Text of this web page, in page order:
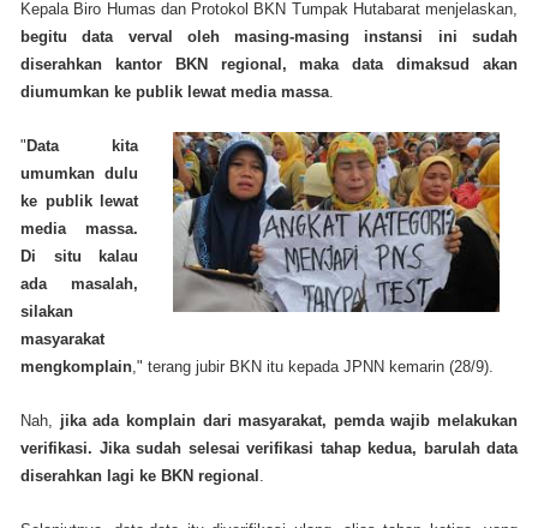
Kepala Biro Humas dan Protokol BKN Tumpak Hutabarat menjelaskan,
begitu data verval oleh masing-masing instansi ini sudah
diserahkan kantor BKN regional, maka data dimaksud akan
diumumkan ke publik lewat media massa
"Data kita
umumkan dulu
ke publik lewat
media massa.
Di situ kalau
ada masalah,
silakan
masyarakat
mengkomplain ," terang jubir BKN itu kepada JPNN kemarin (28/9).
Nah, jika ada komplain dari masyarakat, pemda wajib melakukan
verifikasi. Jika sudah selesai verifikasi tahap kedua, barulah data
diserahkan lagi ke BKN regional